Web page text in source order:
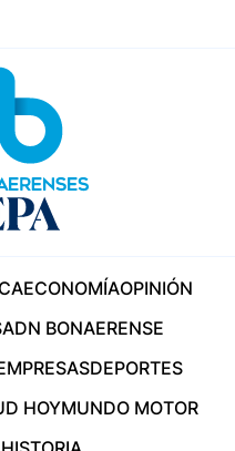
ECONOMÍAOPINIÓN
ADN BONAERENSE
DEPORTES
HOYMUNDO MOTOR